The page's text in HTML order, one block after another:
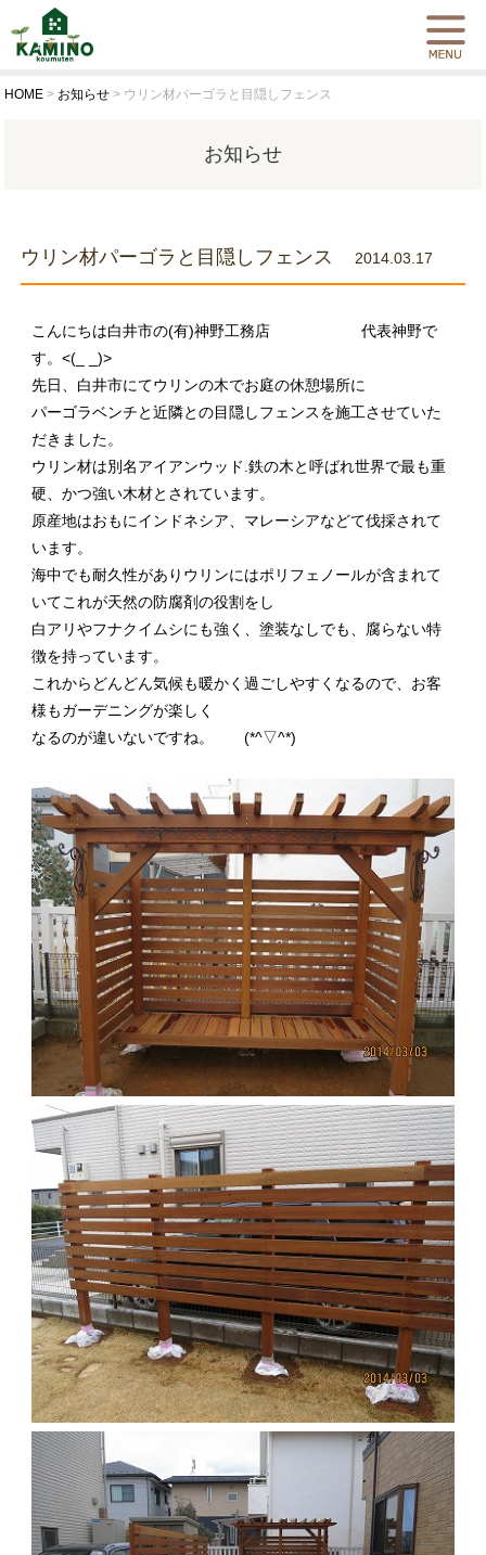
HOME > お知らせ > ウリン材パーゴラと目隠しフェンス
お知らせ
ウリン材パーゴラと目隠しフェンス 2014.03.17
こんにちは白井市の(有)神野工務店 代表神野で
す。<(_ _)>
先日、白井市にてウリンの木でお庭の休憩場所に
パーゴラベンチと近隣との目隠しフェンスを施工させていた
だきました。
ウリン材は別名アイアンウッド.鉄の木と呼ばれ世界で最も重
硬、かつ強い木材とされています。
原産地はおもにインドネシア、マレーシアなどて伐採されて
います。
海中でも耐久性がありウリンにはポリフェノールが含まれて
いてこれが天然の防腐剤の役割をし
白アリやフナクイムシにも強く、塗装なしでも、腐らない特
徴を持っています。
これからどんどん気候も暖かく過ごしやすくなるので、お客
様もガーデニングが楽しく
なるのが違いないですね。 (*^▽^*)